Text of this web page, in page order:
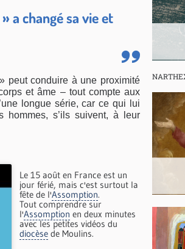
a changé sa vie et
peut conduire à une proximité
et âme – tout compte aux
longue série, car ce qui lui
hommes, s’ils suivent, à leur
Le 15 août en France est un
jour férié, mais c'est surtout la
fête de l'Assomption.
Tout comprendre sur
l'Assomption en deux minutes
avec les petites vidéos du
diocèse de Moulins.